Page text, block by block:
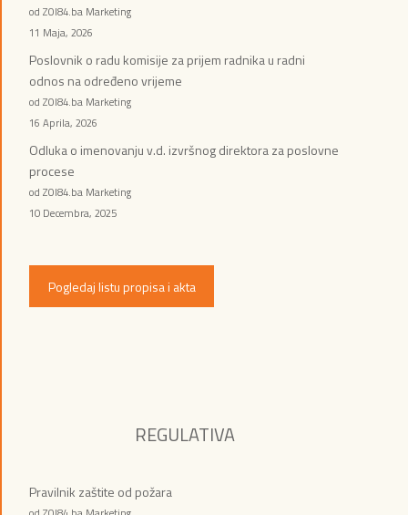
od ZOI84.ba Marketing
11 Maja, 2026
Poslovnik o radu komisije za prijem radnika u radni
odnos na određeno vrijeme
od ZOI84.ba Marketing
16 Aprila, 2026
Odluka o imenovanju v.d. izvršnog direktora za poslovne
procese
od ZOI84.ba Marketing
10 Decembra, 2025
Pogledaj listu propisa i akta
REGULATIVA
Pravilnik zaštite od požara